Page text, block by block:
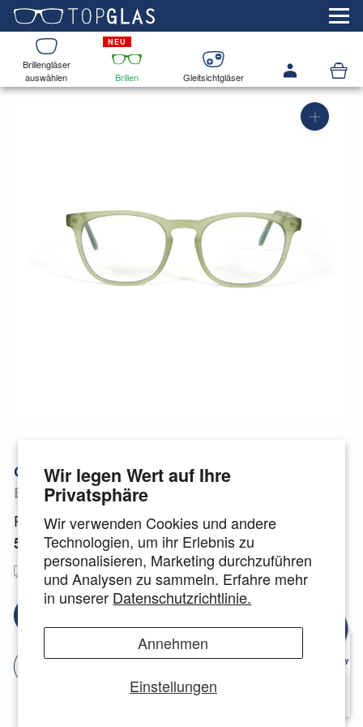
Wir legen Wert auf Ihre
Privatsphäre
Wir verwenden Cookies und andere
Technologien, um ihr Erlebnis zu
personalisieren, Marketing durchzuführen
und Analysen zu sammeln. Erfahre mehr
in unserer Datenschutzrichtlinie.
Einstellungen
Annehmen
Brillengläser
auswählen
Brillen Gleitsichtgläser
Green
Brille
Preis:
59 €
Kostenloser
Versand
Deutsche Markengläser
🇩🇪